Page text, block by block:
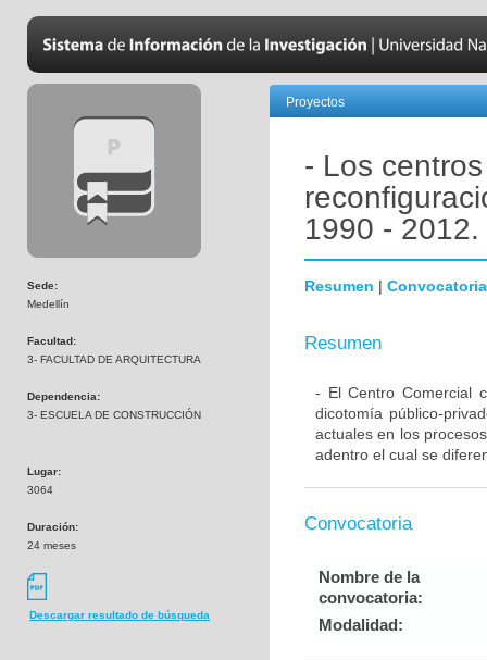
Sede:
Medellín
Facultad:
3- FACULTAD DE ARQUITECTURA
Dependencia:
3- ESCUELA DE CONSTRUCCIÓN
Lugar:
3064
Duración:
24 meses
Descargar resultado de búsqueda
Proyectos
- Los
1990 - 2012.
Resumen | Convocatoria
Resumen
- El Centro Comercial
dicotomía público-
actuales en los
adentro el cual se
Convocatoria
Nombre de la
convocatoria:
Modalidad: